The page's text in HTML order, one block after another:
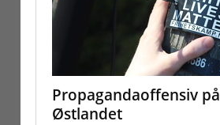
Propagandaoffensiv på
Østlandet